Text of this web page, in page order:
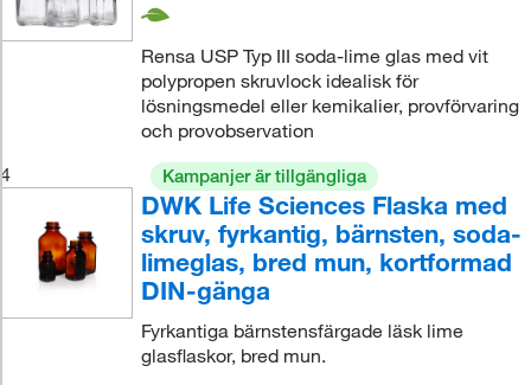
Rensa USP Typ III soda-lime glas med vit
polypropen skruvlock idealisk för
lösningsmedel eller kemikalier, provförvaring
och provobservation
4
Kampanjer är tillgängliga
DWK Life Sciences Flaska med
skruv, fyrkantig, bärnsten, soda-
limeglas, bred mun, kortformad
DIN-gänga
Fyrkantiga bärnstensfärgade läsk lime
glasflaskor, bred mun.